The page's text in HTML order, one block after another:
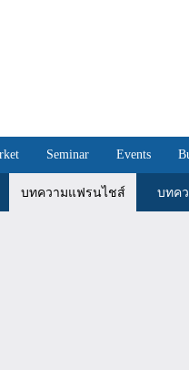
Seminar Events
บทความแฟรนไชส์ บทค